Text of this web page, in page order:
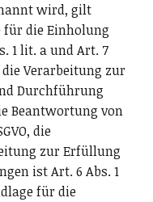
wird, gilt
für die Einholung
1 lit. a und Art. 7
die Verarbeitung zur
Durchführung
Beantwortung von
die
zur Erfüllung
ist Art. 6 Abs. 1
für die